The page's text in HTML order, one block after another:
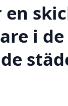
en
i de